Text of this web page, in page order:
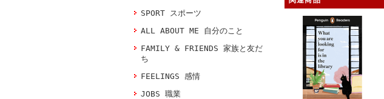
SPORT スポーツ
ALL ABOUT ME 自分のこと
FAMILY & FRIENDS 家族と友だ
ち
FEELINGS 感情
JOBS 職業